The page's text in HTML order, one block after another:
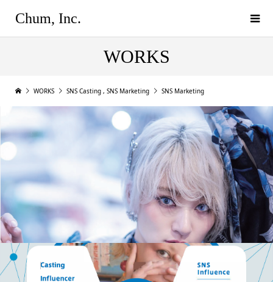
Chum, Inc.
WORKS
WORKS SNS Casting , SNS Marketing SNS Marketing
楽しむ。伝える。結ぶ。